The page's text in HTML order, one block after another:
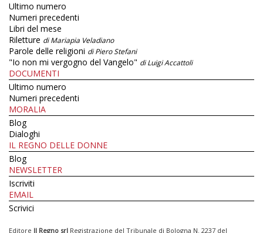
Ultimo numero
Numeri precedenti
Libri del mese
Riletture di Mariapia Veladiano
Parole delle religioni di Piero Stefani
"Io non mi vergogno del Vangelo" di Luigi Accattoli
DOCUMENTI
Ultimo numero
Numeri precedenti
MORALIA
Blog
Dialoghi
IL REGNO DELLE DONNE
Blog
NEWSLETTER
Iscriviti
EMAIL
Scrivici
Editore Il Regno srl Registrazione del Tribunale di Bologna N. 2237 del